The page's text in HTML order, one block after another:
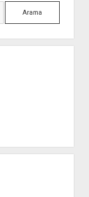
Arama